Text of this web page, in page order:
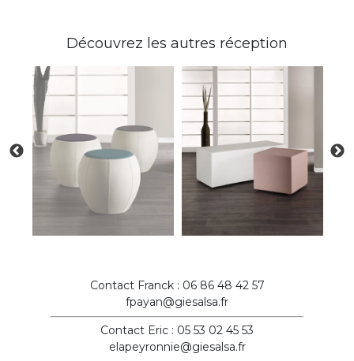
Découvrez les autres réception
Contact Franck : 06 86 48 42 57
fpayan@giesalsa.fr
Contact Eric : 05 53 02 45 53
elapeyronnie@giesalsa.fr